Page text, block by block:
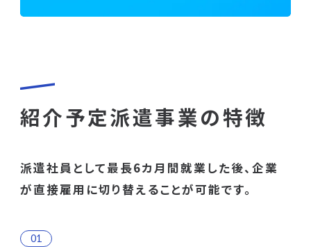
紹介予定派遣事業の特徴
派遣社員として最長6カ月間就業した後、企業
が直接雇用に切り替えることが可能です。